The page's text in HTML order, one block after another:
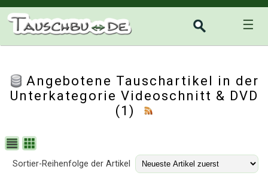
☰
Angebotene Tauschartikel in der
Unterkategorie Videoschnitt & DVD
(1)
Sortier-Reihenfolge der Artikel